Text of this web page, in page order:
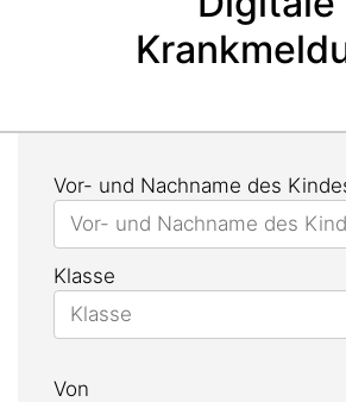
Vor- und Nachname des
Klasse
Von